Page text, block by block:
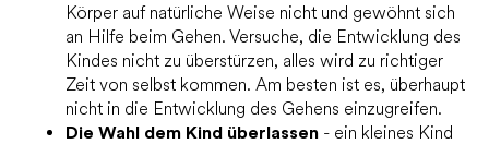
Körper auf natürliche Weise nicht und gewöhnt sich
an Hilfe beim Gehen. Versuche, die Entwicklung des
Kindes nicht zu überstürzen, alles wird zu richtiger
Zeit von selbst kommen. Am besten ist es, überhaupt
nicht in die Entwicklung des Gehens einzugreifen.
Die Wahl dem Kind überlassen - ein kleines Kind